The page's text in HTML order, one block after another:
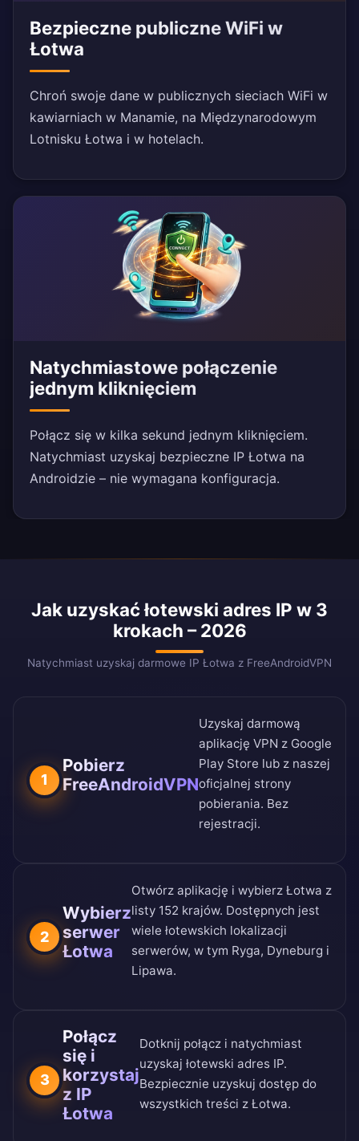
Bezpieczne publiczne WiFi w
Łotwa
Chroń swoje dane w publicznych sieciach WiFi w
kawiarniach w Manamie, na Międzynarodowym
Lotnisku Łotwa i w hotelach.
Natychmiastowe połączenie
jednym kliknięciem
Połącz się w kilka sekund jednym kliknięciem.
Natychmiast uzyskaj bezpieczne IP Łotwa na
Androidzie – nie wymagana konfiguracja.
Jak uzyskać łotewski adres IP w 3
krokach – 2026
Natychmiast uzyskaj darmowe IP Łotwa z FreeAndroidVPN
1
Pobierz
FreeAndroidVPN
Uzyskaj darmową
aplikację VPN z Google
Play Store lub z naszej
oficjalnej strony
pobierania. Bez
rejestracji.
2
Wybierz
serwer
Łotwa
Otwórz aplikację i wybierz Łotwa z
listy 152 krajów. Dostępnych jest
wiele łotewskich lokalizacji
serwerów, w tym Ryga, Dyneburg i
Lipawa.
3
Połącz
się i
korzystaj
z IP
Łotwa
Dotknij połącz i natychmiast
uzyskaj łotewski adres IP.
Bezpiecznie uzyskuj dostęp do
wszystkich treści z Łotwa.